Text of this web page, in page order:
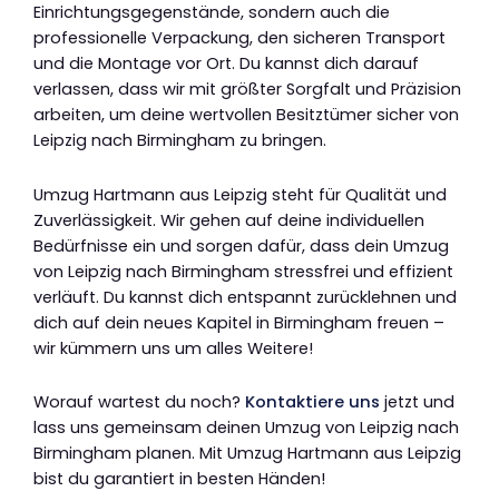
Einrichtungsgegenstände, sondern auch die
professionelle Verpackung, den sicheren Transport
und die Montage vor Ort. Du kannst dich darauf
verlassen, dass wir mit größter Sorgfalt und Präzision
arbeiten, um deine wertvollen Besitztümer sicher von
Leipzig nach Birmingham zu bringen.
Umzug Hartmann aus Leipzig steht für Qualität und
Zuverlässigkeit. Wir gehen auf deine individuellen
Bedürfnisse ein und sorgen dafür, dass dein Umzug
von Leipzig nach Birmingham stressfrei und effizient
verläuft. Du kannst dich entspannt zurücklehnen und
dich auf dein neues Kapitel in Birmingham freuen –
wir kümmern uns um alles Weitere!
Worauf wartest du noch? Kontaktiere uns jetzt und
lass uns gemeinsam deinen Umzug von Leipzig nach
Birmingham planen. Mit Umzug Hartmann aus Leipzig
bist du garantiert in besten Händen!